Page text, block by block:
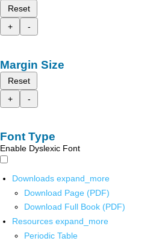
Reset
+
-
Margin Size
Reset
+
-
Font Type
Enable Dyslexic Font
Downloads expand_more
Download Page (PDF)
Download Full Book (PDF)
Resources expand_more
Periodic Table